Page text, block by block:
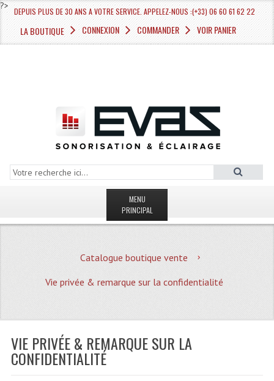
?>
DEPUIS PLUS DE 30 ANS A VOTRE SERVICE. APPELEZ-NOUS :(+33) 06 60 61 62 22
LA BOUTIQUE CONNEXION COMMANDER VOIR PANIER
MENU
PRINCIPAL
MAGASIN
Quoi De Neuf?
Plan Acces, Horaires.
Location De Matériel
Catalogue boutique vente
Vie privée & remarque sur la confidentialité
VIE PRIVÉE & REMARQUE SUR LA
CONFIDENTIALITÉ